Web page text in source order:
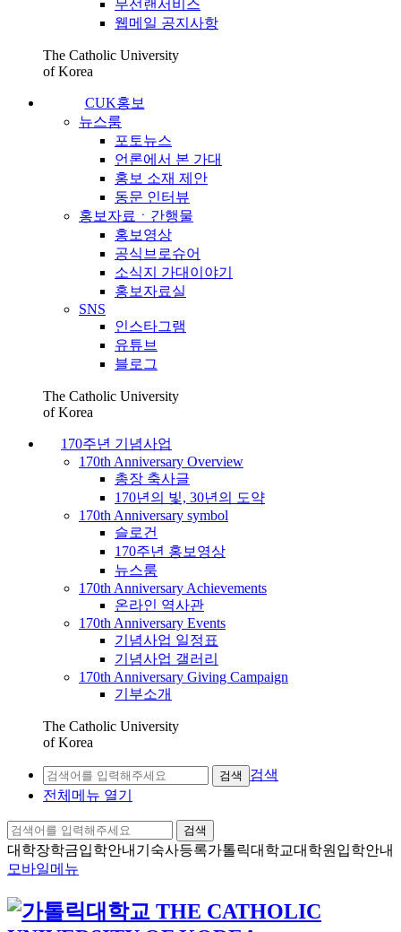
무선랜서비스
웹메일 공지사항
The Catholic University
of Korea
CUK홍보
뉴스룸
포토뉴스
언론에서 본 가대
홍보 소재 제안
동문 인터뷰
홍보자료ㆍ간행물
홍보영상
공식브로슈어
소식지 가대이야기
홍보자료실
SNS
인스타그램
유튜브
블로그
The Catholic University
of Korea
170주년 기념사업
170th Anniversary Overview
총장 축사글
170년의 빛, 30년의 도약
170th Anniversary symbol
슬로건
170주년 홍보영상
뉴스룸
170th Anniversary Achievements
온라인 역사관
170th Anniversary Events
기념사업 일정표
기념사업 갤러리
170th Anniversary Giving Campaign
기부소개
The Catholic University
of Korea
검색
검색
전체메뉴 열기
검색
대학장학금입학안내 기숙사등록가톨릭대학교대학원입학안내
모바일메뉴